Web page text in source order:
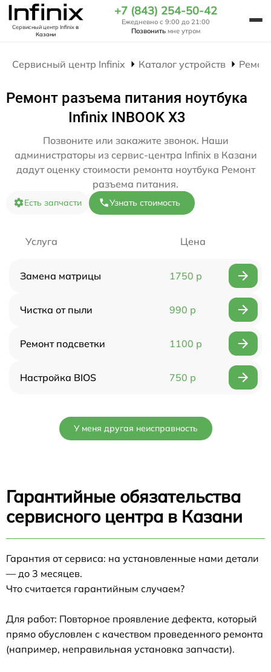
Сервисный центр Infinixв
Казани
+7 (843) 254-50-42
Ежедневно с 9:00 до 21:00
Позвонить мне утром
Сервисный центр Infinix Каталог устройств
Ремонт разъема питания ноутбука
Infinix INBOOK X3
Позвоните или закажите звонок. Наши
администраторы из сервис-центра Infinix в Казани
дадут оценку стоимости ремонта ноутбука Ремонт
разъема питания.
Есть запчасти Узнать стоимость
Услуга Цена
Замена матрицы 1750 р
Чистка от пыли 990 р
Ремонт подсветки 1100 р
Настройка BIOS 750 р
У меня другая неисправность
Гарантийные обязательства
сервисного центра в Казани
Гарантия от сервиса: на установленные нами детали
— до 3 месяцев.
Что считается гарантийным случаем?
Для работ: Повторное проявление дефекта, который
прямо обусловлен с качеством проведенного ремонта
(например, неправильная установка запчасти).